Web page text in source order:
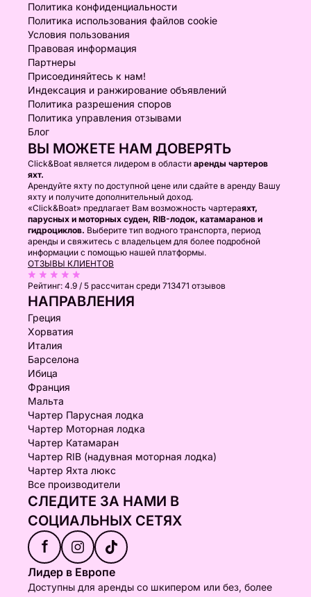
Политика конфиденциальности
Политика использования файлов cookie
Условия пользования
Правовая информация
Партнеры
Присоединяйтесь к нам!
Индексация и ранжирование объявлений
Политика разрешения споров
Политика управления отзывами
Блог
ВЫ МОЖЕТЕ НАМ ДОВЕРЯТЬ
Click&Boat является лидером в области аренды чартеров
яхт.
Арендуйте яхту по доступной цене или сдайте в аренду Вашу
яхту и получите дополнительный доход.
«Click&Boat» предлагает Вам возможность чартераяхт,
парусных и моторных суден, RIB-лодок, катамаранов и
гидроциклов. Выберите тип водного транспорта, период
аренды и свяжитесь с владельцем для более подробной
информации с помощью нашей платформы.
ОТЗЫВЫ КЛИЕНТОВ
Рейтинг: 4.9 / 5 рассчитан среди 713471 отзывов
НАПРАВЛЕНИЯ
Греция
Хорватия
Италия
Барселона
Ибица
Франция
Мальта
Чартер Парусная лодка
Чартер Моторная лодка
Чартер Катамаран
Чартер RIB (надувная моторная лодка)
Чартер Яхта люкс
Все производители
СЛЕДИТЕ ЗА НАМИ В
СОЦИАЛЬНЫХ СЕТЯХ
f
Лидер в Европе
Доступны для аренды со шкипером или без, более